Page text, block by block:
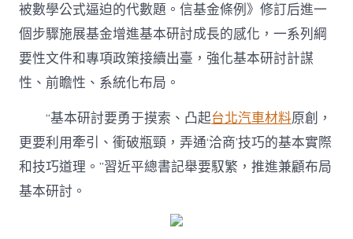
被數學公式逼迫的代數題。信基金條例》修訂后進一
個步驟施展基金增進基本研討成長的感化，一系列綱
要性文件和專項政策接續出臺，強化基本研討計謀
性、前瞻性、系統化布局。
“基本研討要勇于摸索、凸起台北汽車材料原創，
更要利用牽引、衝破瓶頸，弄通‘洽商’技巧的基本實際
和技巧道理。”習近平總書記舉要馭繁，推進兼顧布局
基本研討。